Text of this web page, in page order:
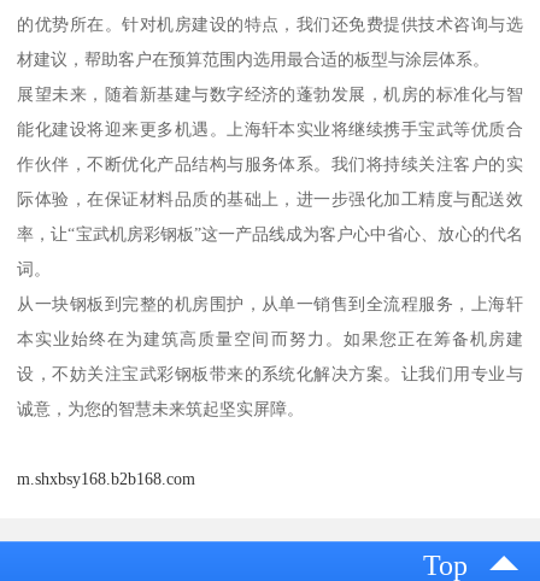
的优势所在。针对机房建设的特点，我们还免费提供技术咨询与选
材建议，帮助客户在预算范围内选用最合适的板型与涂层体系。
展望未来，随着新基建与数字经济的蓬勃发展，机房的标准化与智
能化建设将迎来更多机遇。上海轩本实业将继续携手宝武等优质合
作伙伴，不断优化产品结构与服务体系。我们将持续关注客户的实
际体验，在保证材料品质的基础上，进一步强化加工精度与配送效
率，让“宝武机房彩钢板”这一产品线成为客户心中省心、放心的代名
词。
从一块钢板到完整的机房围护，从单一销售到全流程服务，上海轩
本实业始终在为建筑高质量空间而努力。如果您正在筹备机房建
设，不妨关注宝武彩钢板带来的系统化解决方案。让我们用专业与
诚意，为您的智慧未来筑起坚实屏障。
m.shxbsy168.b2b168.com
Top